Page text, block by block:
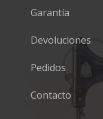
Garantía
Devoluciones
Pedidos
Contacto